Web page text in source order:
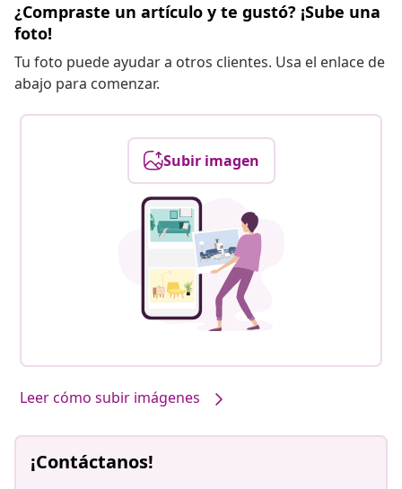
¿Compraste un artículo y te gustó? ¡Sube una
foto!
Tu foto puede ayudar a otros clientes. Usa el enlace de
abajo para comenzar.
Subir imagen
Leer cómo subir imágenes
¡Contáctanos!